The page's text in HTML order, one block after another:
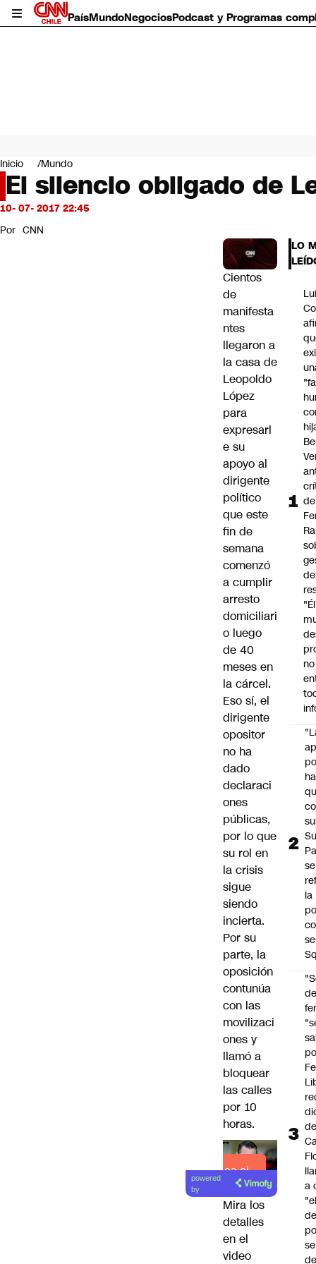
PaísMundoNegociosPodcast y Programas
Mundo
Negocios
Deportes
Programas completos
Servicios
Inicio Mundo
El silencio obligado de
10- 07- 2017 22:45
Por CNN
Cientos
de
manifesta
ntes
llegaron a
la casa de
Leopoldo
López
para
expresarl
e su
apoyo al
dirigente
político
que este
fin de
semana
comenzó
a cumplir
arresto
domiciliari
o luego
de 40
meses en
la cárcel.
Eso sí, el
dirigente
opositor
no ha
dado
declaraci
ones
públicas,
por lo que
su rol en
la crisis
sigue
siendo
incierta.
Por su
parte, la
oposición
contunúa
con las
movilizaci
ones y
llamó a
bloquear
las calles
por 10
horas.
Lea el
artículo
powered
by
Mira los
detalles
en el
video
LO
de
se
la
de
de
a
"el
se